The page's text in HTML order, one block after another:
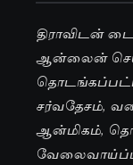
திராவிடன்
ஆன்லைன்
சர்வதேசம்,
ஆன்மிகம்,